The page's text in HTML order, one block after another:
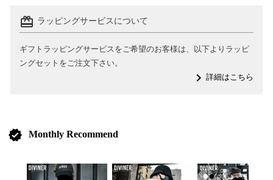
card_giftcard ラッピングサービスについて
ギフトラッピングサービスをご希望のお客様は、以下よりラッピ
ングセットをご注文下さい。
navigate_next詳細はこちら
verified Monthly Recommend